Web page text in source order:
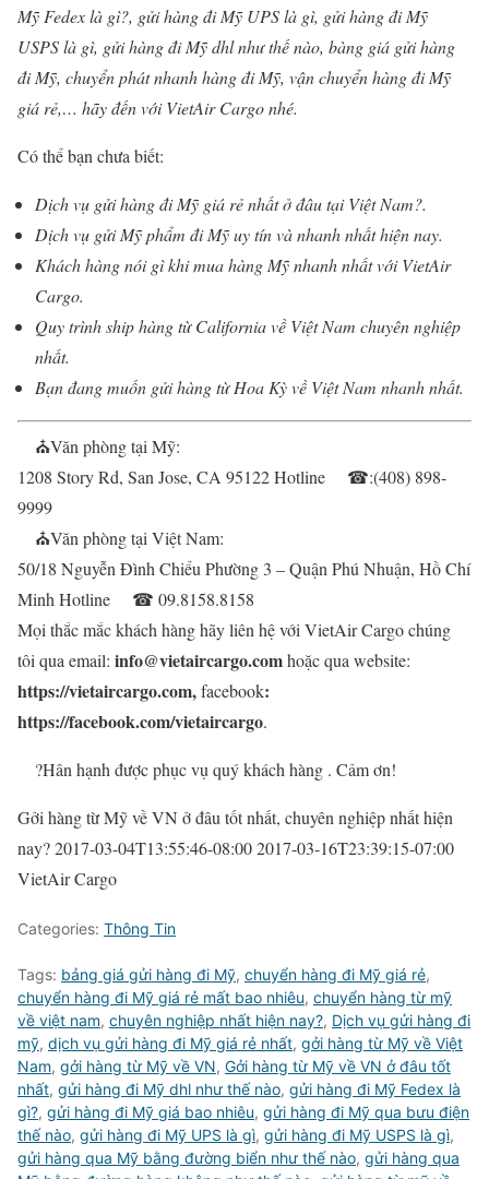
Mỹ Fedex là gì?, gửi hàng đi Mỹ UPS là gì, gửi hàng đi Mỹ
USPS là gì, gửi hàng đi Mỹ dhl như thế nào, bàng giá gửi hàng
đi Mỹ, chuyển phát nhanh hàng đi Mỹ, vận chuyển hàng đi Mỹ
giá rẻ,… hãy đến với VietAir Cargo nhé.
Có thể bạn chưa biết:
Dịch vụ gửi hàng đi Mỹ giá rẻ nhất ở đâu tại Việt Nam?.
Dịch vụ gửi Mỹ phẩm đi Mỹ uy tín và nhanh nhất hiện nay.
Khách hàng nói gì khi mua hàng Mỹ nhanh nhất với VietAir
Cargo.
Quy trình ship hàng từ California về Việt Nam chuyên nghiệp
nhất.
Bạn đang muốn gửi hàng từ Hoa Kỳ về Việt Nam nhanh nhất.
⛪Văn phòng tại Mỹ:
1208 Story Rd, San Jose, CA 95122 Hotline
☎:(408) 898-
9999
⛪Văn phòng tại Việt Nam:
50/18 Nguyễn Đình Chiểu Phường 3 – Quận Phú Nhuận, Hồ Chí
Minh Hotline
☎ 09.8158.8158
Mọi thắc mắc khách hàng hãy liên hệ với VietAir Cargo chúng
tôi qua email: info@vietaircargo.comhoặc qua website:
https://vietaircargo.com,facebook:
https://facebook.com/vietaircargo.
?Hân hạnh được phục vụ quý khách hàng . Cảm ơn!
Gởi hàng từ Mỹ về VN ở đâu tốt nhất, chuyên nghiệp nhất hiện
nay?2017-03-04T13:55:46-08:002017-03-16T23:39:15-07:00
VietAir Cargo
Categories: Thông Tin
Tags: bảng giá gửi hàng đi Mỹ, chuyển hàng đi Mỹ giá rẻ,
chuyển hàng đi Mỹ giá rẻ mất bao nhiêu, chuyển hàng từ mỹ
về việt nam, chuyên nghiệp nhất hiện nay?, Dịch vụ gửi hàng đi
mỹ, dịch vụ gửi hàng đi Mỹ giá rẻ nhất, gởi hàng từ Mỹ về Việt
Nam, gởi hàng từ Mỹ về VN, Gởi hàng từ Mỹ về VN ở đâu tốt
nhất, gửi hàng đi Mỹ dhl như thế nào, gửi hàng đi Mỹ Fedex là
gì?, gửi hàng đi Mỹ giá bao nhiêu, gửi hàng đi Mỹ qua bưu điện
thế nào, gửi hàng đi Mỹ UPS là gì, gửi hàng đi Mỹ USPS là gì,
gửi hàng qua Mỹ bằng đường biển như thế nào, gửi hàng qua